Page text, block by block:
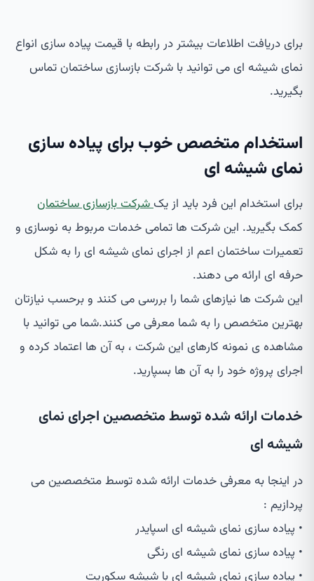
برای دریافت اطلاعات بیشتر در رابطه با قیمت پیاده سازی انواع
نمای شیشه ای می توانید با شرکت بازسازی ساختمان تماس
بگیرید.
استخدام متخصص خوب برای پیاده سازی
نمای شیشه ای
برای استخدام این فرد باید از یکشرکت بازسازی ساختمان
کمک بگیرید. این شرکت ها تمامی خدمات مربوط به نوسازی و
تعمیرات ساختمان اعم از اجرای نمای شیشه ای را به شکل
حرفه ای ارائه می دهند.
این شرکت ها نیازهای شما را بررسی می کنند و برحسب نیازتان
بهترین متخصص را به شما معرفی می کنند.شما می توانید با
مشاهده ی نمونه کارهای این شرکت ، به آن ها اعتماد کرده و
اجرای پروژه خود را به آن ها بسپارید.
خدمات ارائه شده توسط متخصصین اجرای نمای
شیشه ای
در اینجا به معرفی خدمات ارائه شده توسط متخصصین می
پردازیم :
• پیاده سازی نمای شیشه ای اسپایدر
• پیاده سازی نمای شیشه ای رنگی
• پیاده سازی نمای شیشه ای با شیشه سکوریت